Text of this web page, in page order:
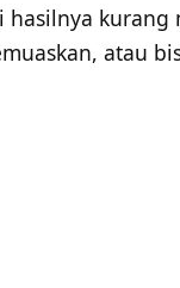
kurang
atau